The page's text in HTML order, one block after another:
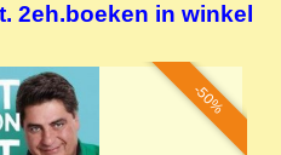
2eh.boeken in winkel
-50%